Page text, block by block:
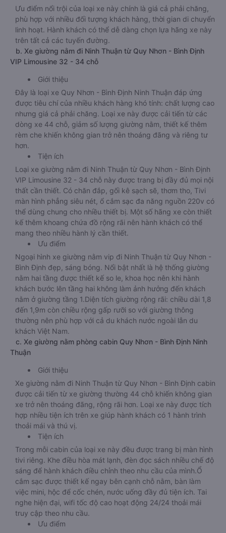
Ưu điểm nổi trội của loại xe này chính là giá cả phải chăng,
phù hợp với nhiều đối tượng khách hàng, thời gian di chuyển
linh hoạt. Hành khách có thể dễ dàng chọn lựa hãng xe này
trên tất cả các tuyến đường.
b. Xe giường nằm đi Ninh Thuận từ Quy Nhơn - Bình Định
VIP Limousine 32 - 34 chỗ
Giới thiệu
Đây là loại xe Quy Nhơn - Bình Định Ninh Thuận đáp ứng
được tiêu chí của nhiều khách hàng khó tính: chất lượng cao
nhưng giá cả phải chăng. Loại xe này được cải tiến từ các
dòng xe 44 chỗ, giảm số lượng giường nằm, thiết kế thêm
rèm che khiến không gian trở nên thoáng đãng và riêng tư
hơn.
Tiện ích
Loại xe giường nằm đi Ninh Thuận từ Quy Nhơn - Bình Định
VIP Limousine 32 - 34 chỗ này được trang bị đầy đủ mọi nội
thất cần thiết. Có chăn đắp, gối kê sạch sẽ, thơm tho, Tivi
màn hình phẳng siêu nét, ổ cắm sạc đa năng nguồn 220v có
thể dùng chung cho nhiều thiết bị. Một số hãng xe còn thiết
kế thêm khoang chứa đồ rộng rãi nên hành khách có thể
mang theo nhiều hành lý cần thiết.
Ưu điểm
Ngoại hình xe giường nằm vip đi Ninh Thuận từ Quy Nhơn -
Bình Định đẹp, sáng bóng. Nổi bật nhất là hệ thống giường
nằm hai tầng được thiết kế so le, khoa học nên khi hành
khách bước lên tầng hai không làm ảnh hưởng đến khách
nằm ở giường tầng 1.Diện tích giường rộng rãi: chiều dài 1,8
đến 1,9m còn chiều rộng gấp rưỡi so với giường thông
thường nên phù hợp với cả du khách nước ngoài lẫn du
khách Việt Nam.
c. Xe giường nằm phòng cabin Quy Nhơn - Bình Định Ninh
Thuận
Giới thiệu
Xe giường nằm đi Ninh Thuận từ Quy Nhơn - Bình Định cabin
được cải tiến từ xe giường thường 44 chỗ khiến không gian
xe trở nên thoáng đãng, rộng rãi hơn. Loại xe này được tích
hợp nhiều tiện ích trên xe giúp hành khách có 1 hành trình
thoải mái và thú vị.
Tiện ích
Trong mỗi cabin của loại xe này đều được trang bị màn hình
tivi riêng. Khe điều hòa mát lạnh, đèn đọc sách nhiều chế độ
sáng để hành khách điều chỉnh theo nhu cầu của mình.Ổ
cắm sạc được thiết kế ngay bên cạnh chỗ nằm, bàn làm
việc mini, hộc để cốc chén, nước uống đầy đủ tiện ích. Tai
nghe hiện đại, wifi tốc độ cao hoạt động 24/24 thoải mái
truy cập theo nhu cầu.
Ưu điểm